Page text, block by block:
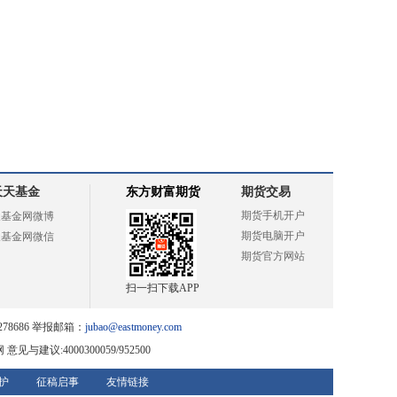
天基金
金网微博
金网微信
东方财富期货
扫一扫下载APP
期货交易
期货手机开户
期货电脑开户
期货官方网站
举报邮箱： jubao@eastmoney.com
意见与建议:4000300059/952500
征稿启事 友情链接